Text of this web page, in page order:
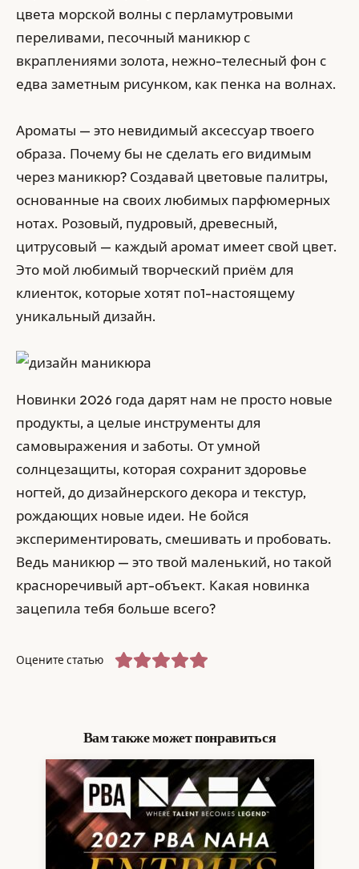
цвета морской волны с перламутровыми
переливами, песочный маникюр с
вкраплениями золота, нежно-телесный фон с
едва заметным рисунком, как пенка на волнах.
Ароматы — это невидимый аксессуар твоего
образа. Почему бы не сделать его видимым
через маникюр? Создавай цветовые палитры,
основанные на своих любимых парфюмерных
нотах. Розовый, пудровый, древесный,
цитрусовый — каждый аромат имеет свой цвет.
Это мой любимый творческий приём для
клиенток, которые хотят по1-настоящему
уникальный дизайн.
Новинки 2026 года дарят нам не просто новые
продукты, а целые инструменты для
самовыражения и заботы. От умной
солнцезащиты, которая сохранит здоровье
ногтей, до дизайнерского декора и текстур,
рождающих новые идеи. Не бойся
экспериментировать, смешивать и пробовать.
Ведь маникюр — это твой маленький, но такой
красноречивый арт-объект. Какая новинка
зацепила тебя больше всего?
Оцените статью
Вам также может понравиться